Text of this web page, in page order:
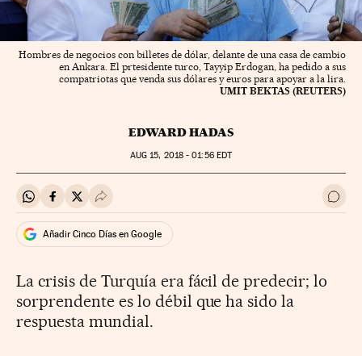
Hombres de negocios con billetes de dólar, delante de una casa de cambio
en Ankara. El prtesidente turco, Tayyip Erdogan, ha pedido a sus
compatriotas que venda sus dólares y euros para apoyar a la lira.
UMIT BEKTAS (REUTERS)
EDWARD HADAS
AUG 15, 2018 - 01:56EDT
Compartir en Whatsapp
Compartir en Facebook
Compartir en Twitter
Desplegar Redes Sociales Ir a
Añadir Cinco Días en Google
La crisis de Turquía era fácil de predecir; lo
sorprendente es lo débil que ha sido la
respuesta mundial.